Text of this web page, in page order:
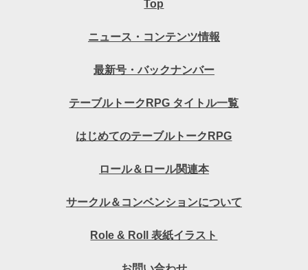
Top
ニュース・コンテンツ情報
最新号・バックナンバー
テーブルトークRPG タイトル一覧
はじめてのテーブルトークRPG
ロール＆ロール関連本
サークル＆コンベンションについて
Role & Roll 表紙イラスト